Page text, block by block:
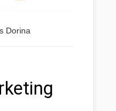
Dorina